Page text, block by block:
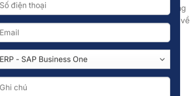
được giao thành một checklist công việc hàng
tuyệt đối cho từng thành viên trong nhóm về
mục tiêu chung.
Word) [TẠI ĐÂY]
(Daily Work